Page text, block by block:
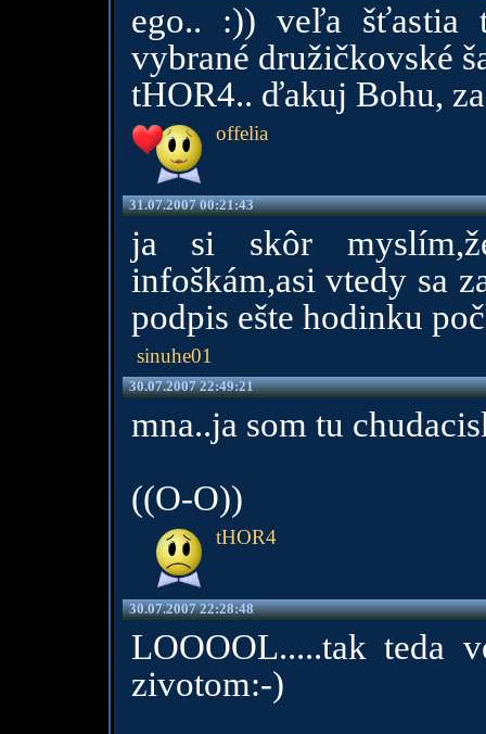
ego.. :)) veľa šťastia
vybrané družičkovské
tHOR4.. ďakuj Bohu,
offelia
31.07.2007 00:21:43
ja si skôr
infoškám,asi vtedy sa
podpis ešte hodinku
sinuhe01
30.07.2007 22:49:21
mna..ja som tu
((O-O))
tHOR4
30.07.2007 22:28:48
LOOOOL.....tak teda
zivotom:-)